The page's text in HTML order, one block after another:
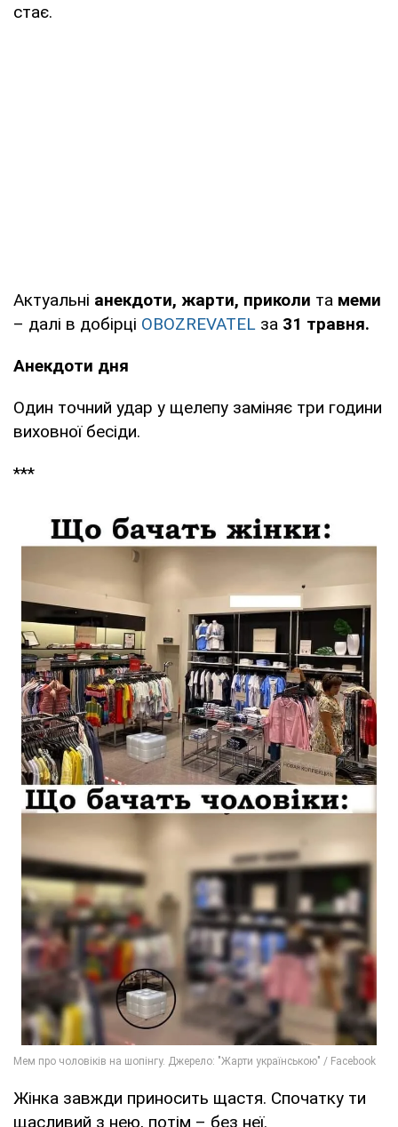
стає.
Актуальні анекдоти, жарти, приколи та меми
– далі в добірці OBOZREVATEL за 31 травня.
Анекдоти дня
Один точний удар у щелепу заміняє три години
виховної бесіди.
***
Жінка завжди приносить щастя. Спочатку ти
щасливий з нею, потім – без неї.